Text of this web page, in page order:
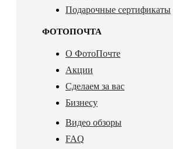
Подарочные сертификаты
ФОТОПОЧТА
О ФотоПочте
Акции
Сделаем за вас
Бизнесу
Видео обзоры
FAQ